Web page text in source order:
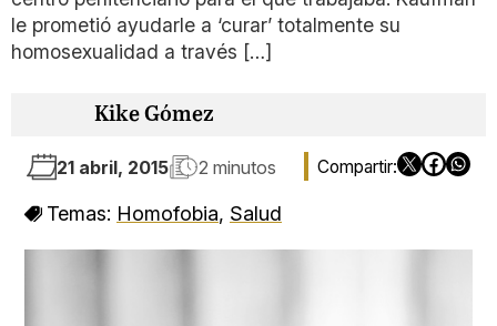
le prometió ayudarle a ‘curar’ totalmente su
homosexualidad a través […]
Kike Gómez
21 abril, 2015 2 minutos
Temas: Homofobia, Salud